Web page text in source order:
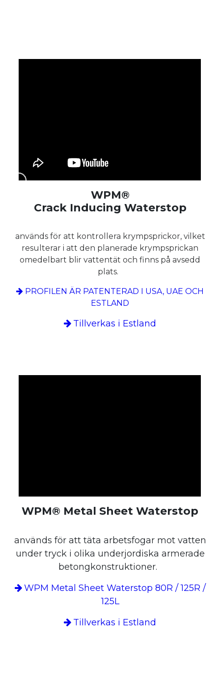
WPM®
Crack Inducing Waterstop
används för att kontrollera krympsprickor, vilket
resulterar i att den planerade krympsprickan
omedelbart blir vattentät och finns på avsedd
plats.
PROFILEN ÄR PATENTERAD I USA, UAE OCH
ESTLAND
Tillverkas i Estland
WPM® Metal Sheet Waterstop
används för att täta arbetsfogar mot vatten
under tryck i olika underjordiska armerade
betongkonstruktioner.
WPM Metal Sheet Waterstop 80R / 125R /
125L
Tillverkas i Estland